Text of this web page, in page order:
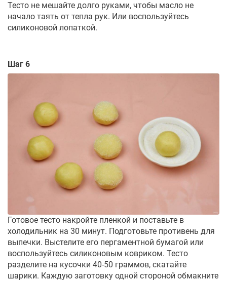
Тесто не мешайте долго руками, чтобы масло не
начало таять от тепла рук. Или воспользуйтесь
силиконовой лопаткой.
Шаг 6
Готовое тесто накройте пленкой и поставьте в
холодильник на 30 минут. Подготовьте противень для
выпечки. Выстелите его пергаментной бумагой или
воспользуйтесь силиконовым ковриком. Тесто
разделите на кусочки 40-50 граммов, скатайте
шарики. Каждую заготовку одной стороной обмакните